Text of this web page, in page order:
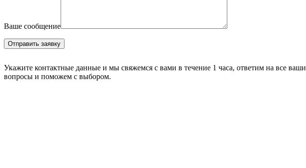
Ваше сообщение
Укажите контактные данные и мы свяжемся с вами в течение 1 часа, ответим на все ваши
вопросы и поможем с выбором.